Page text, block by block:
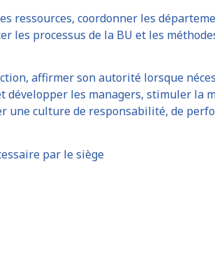
ressources, coordonner les
les processus de la BU et les
affirmer son autorité lorsque
les managers, stimuler la
culture de responsabilité, de
par le siège